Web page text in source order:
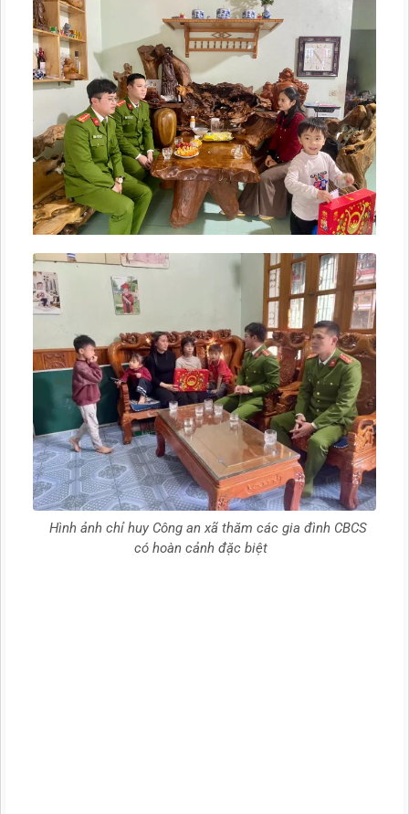
Hình ảnh chỉ huy Công an xã thăm các gia đình CBCS
có hoàn cảnh đặc biệt